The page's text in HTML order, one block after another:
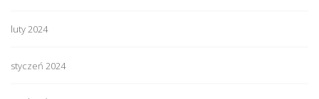
luty 2024
styczeń 2024